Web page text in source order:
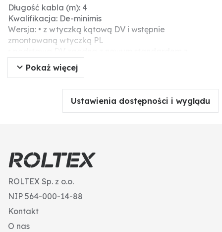
Długość kabla (m): 4
Kwalifikacja: De-minimis
Wersja: • z wtyczką kątową DV i wstępnie
zmontowaną wtyczką PL
mocowaniem sworzniowym
Pokaż więcej
Ustawienia dostępności i wyglądu
ROLTEX Sp. z o.o.
NIP 564-000-14-88
Kontakt
O nas